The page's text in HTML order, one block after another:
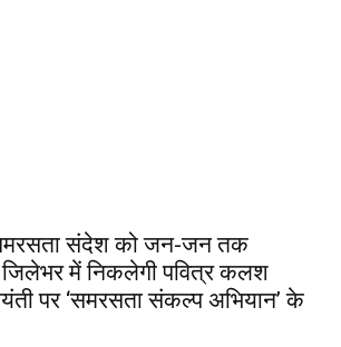
संदेश को जन-जन तक
जिलेभर में निकलेगी पवित्र कलश
पर ‘समरसता संकल्प अभियान’ के